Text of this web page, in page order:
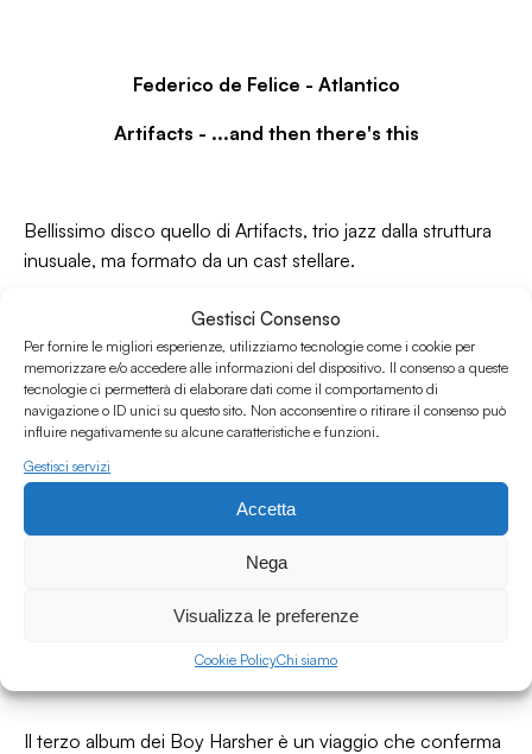
Gestisci Consenso
Per fornire le migliori esperienze, utilizziamo tecnologie come i cookie per
memorizzare e/o accedere alle informazioni del dispositivo. Il consenso a queste
tecnologie ci permetterà di elaborare dati come il comportamento di
navigazione o ID unici su questo sito. Non acconsentire o ritirare il consenso può
influire negativamente su alcune caratteristiche e funzioni.
Gestisci servizi
Accetta
Nega
Visualizza le preferenze
Cookie PolicyChi siamo
Federico de Felice - Atlantico
Artifacts - .​.​.​and then there's this
Bellissimo disco quello di Artifacts, trio jazz dalla struttura
inusuale, ma formato da un cast stellare.
Nicole Mitchell al flauto/elettronica, Tomeka Reid al
violoncello e Mike Reed alla batteria e percussioni. “…and
then there’s this” si tratta del loro secondo disco – il
primo di composizioni autografe dei tre membri –
improntato su grooves non tradizionalmente jazz dove si
innesta un interplay aperto ma sempre molto a fuoco. Un
bel viaggio dove la vena compositiva del trio pone le basi
fertili di un dialogo tra stilemi jazz e slanci verso ritmiche
Il terzo album dei Boy Harsher è un viaggio che conferma